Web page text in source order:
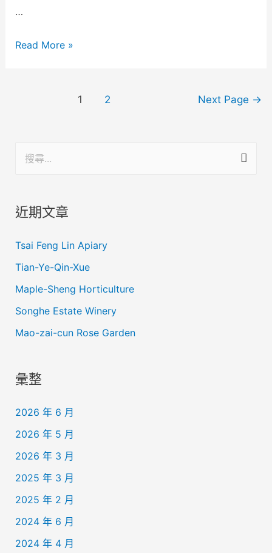
…
Read More »
1 2 Next Page →
近期文章
Tsai Feng Lin Apiary
Tian-Ye-Qin-Xue
Maple-Sheng Horticulture
Songhe Estate Winery
Mao-zai-cun Rose Garden
彙整
2026 年 6 月
2026 年 5 月
2026 年 3 月
2025 年 3 月
2025 年 2 月
2024 年 6 月
2024 年 4 月